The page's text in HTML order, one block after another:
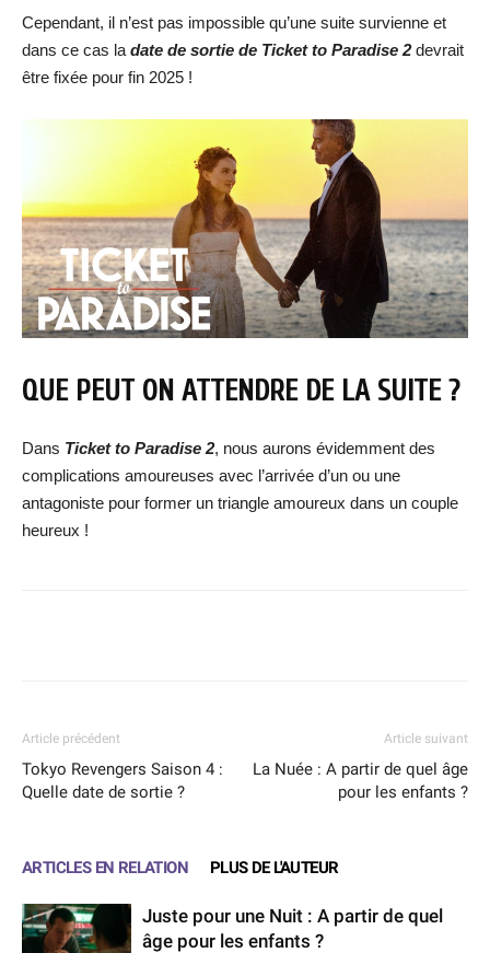
Cependant, il n’est pas impossible qu’une suite survienne et
dans ce cas la date de sortie de Ticket to Paradise 2devrait
être fixée pour fin 2025 !
QUE PEUT ON ATTENDRE DE LA SUITE ?
Dans Ticket to Paradise 2, nous aurons évidemment des
complications amoureuses avec l’arrivée d’un ou une
antagoniste pour former un triangle amoureux dans un couple
heureux !
Article précédent
Tokyo Revengers Saison 4 :
Quelle date de sortie ?
Article suivant
La Nuée : A partir de quel âge
pour les enfants ?
ARTICLES EN RELATION PLUS DE L'AUTEUR
Juste pour une Nuit : A partir de quel
âge pour les enfants ?